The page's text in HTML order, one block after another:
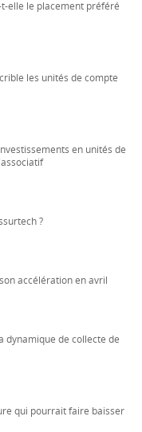
elle le placement préféré
les unités de compte
en unités de
?
accélération en avril
dynamique de collecte de
qui pourrait faire baisser